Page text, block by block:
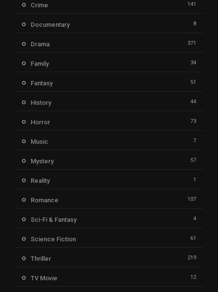
Crime 141
Documentary 8
Drama 371
Family 34
Fantasy 51
History 44
Horror 73
Music 7
Mystery 57
Reality 1
Romance 107
Sci-Fi & Fantasy 4
Science Fiction 61
Thriller 219
TV Movie 12